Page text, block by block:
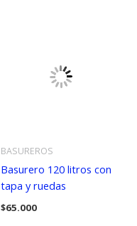
BASUREROS
Basurero 120 litros con
tapa y ruedas
$65.000